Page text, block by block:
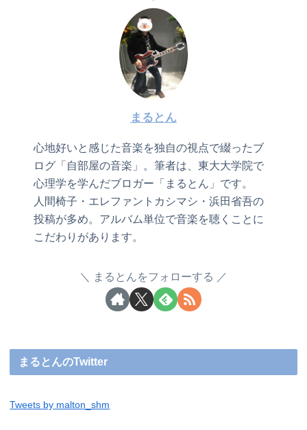
まるとん
心地好いと感じた音楽を独自の視点で綴ったブ
ログ「自部屋の音楽」。筆者は、東大大学院で
心理学を学んだブロガー「まるとん」です。
人間椅子・エレファントカシマシ・浜田省吾の
投稿が多め。アルバム単位で音楽を聴くことに
こだわりがあります。
まるとんをフォローする
まるとんのTwitter
Tweets by malton_shm